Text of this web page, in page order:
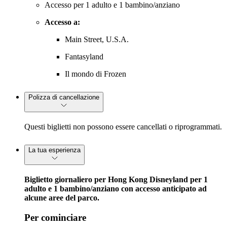
Accesso per 1 adulto e 1 bambino/anziano
Accesso a:
Main Street, U.S.A.
Fantasyland
Il mondo di Frozen
Polizza di cancellazione
Questi biglietti non possono essere cancellati o riprogrammati.
La tua esperienza
Biglietto giornaliero per Hong Kong Disneyland per 1
adulto e 1 bambino/anziano con accesso anticipato ad
alcune aree del parco.
Per cominciare